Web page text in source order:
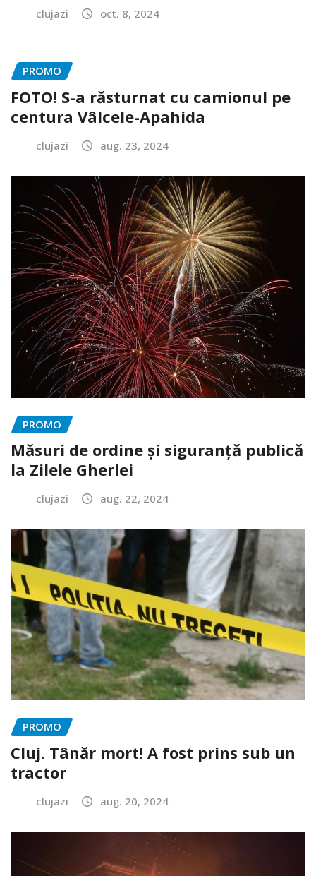
clujazi oct. 8, 2024
PROMO
FOTO! S-a răsturnat cu camionul pe
centura Vâlcele-Apahida
clujazi aug. 23, 2024
PROMO
Măsuri de ordine și siguranță publică
la Zilele Gherlei
clujazi aug. 22, 2024
PROMO
Cluj. Tânăr mort! A fost prins sub un
tractor
clujazi aug. 20, 2024